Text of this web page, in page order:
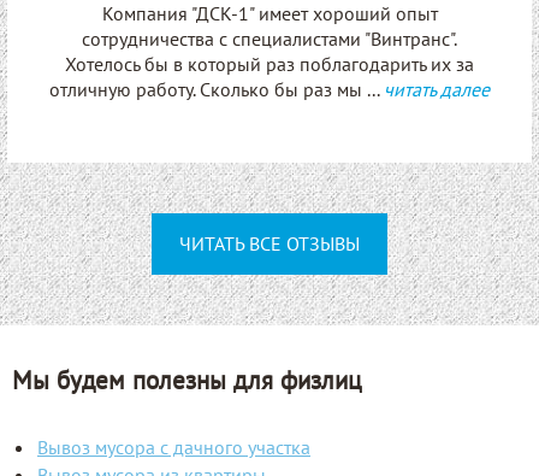
Компания "ДСК-1" имеет хороший опыт
сотрудничества с специалистами "Винтранс".
Хотелось бы в который раз поблагодарить их за
отличную работу. Сколько бы раз мы ... читать далее
ЧИТАТЬ ВСЕ ОТЗЫВЫ
Мы будем полезны для физлиц
Вывоз мусора с дачного участка